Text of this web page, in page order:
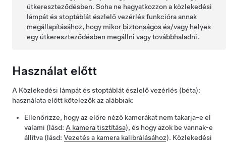
útkereszteződésben. Soha ne hagyatkozzon a közlekedési
lámpát és stoptáblát észlelő vezérlés funkcióra annak
megállapításához, hogy mikor biztonságos és/vagy helyes
egy útkereszteződésben megállni vagy továbbhaladni.
Használat előtt
A Közlekedési lámpát és stoptáblát észlelő vezérlés (béta):
használata előtt kötelezők az alábbiak:
Ellenőrizze, hogy az előre néző kamerákat nem takarja-e el
valami (lásd: A kamera tisztítása), és hogy azok be vannak-e
állítva (lásd: Vezetés a kamera kalibrálásához). Közlekedési